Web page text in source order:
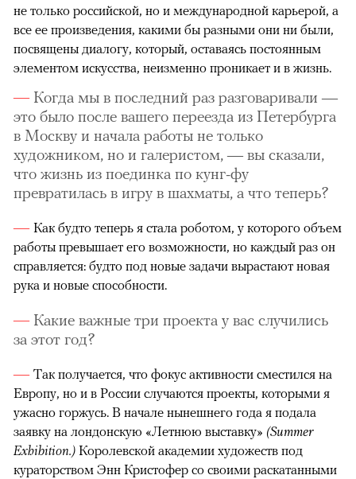
не только российской, но и международной карьерой, а
все ее произведения, какими бы разными они ни были,
посвящены диалогу, который, оставаясь постоянным
элементом искусства, неизменно проникает и в жизнь.
Когда мы в последний раз разговаривали —
это было после вашего переезда из Петербурга
в Москву и начала работы не только
художником, но и галеристом, — вы сказали,
что жизнь из поединка по кунг-фу
превратилась в игру в шахматы, а что теперь?
Как будто теперь я стала роботом, у которого объем
работы превышает его возможности, но каждый раз он
справляется: будто под новые задачи вырастают новая
рука и новые способности.
Какие важные три проекта у вас случились
за этот год?
Так получается, что фокус активности сместился на
Европу, но и в России случаются проекты, которыми я
ужасно горжусь. В начале нынешнего года я подала
заявку на лондонскую «Летнюю выставку» (Summer
Exhibition.) Королевской академии художеств под
кураторством Энн Кристофер со своими раскатанными